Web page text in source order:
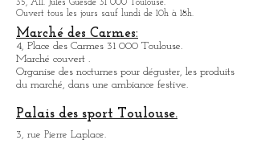
Museum d'histoire naturelle de
Toulouse
35, All. Jules Guesde 31 000 Toulouse.
Ouvert tous les jours sauf lundi de 10h à 18h.
Marché des Carmes:
4, Place des Carmes 31 000 Toulouse.
Organise des nocturnes pour déguster, les produits
du marché, dans une ambiance festive.